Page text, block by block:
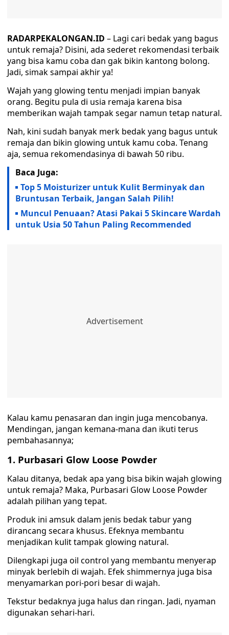
RADARPEKALONGAN.ID – Lagi cari bedak yang bagus
untuk remaja? Disini, ada sederet rekomendasi terbaik
yang bisa kamu coba dan gak bikin kantong bolong.
Jadi, simak sampai akhir ya!
Wajah yang glowing tentu menjadi impian banyak
orang. Begitu pula di usia remaja karena bisa
memberikan wajah tampak segar namun tetap natural.
Nah, kini sudah banyak merk bedak yang bagus untuk
remaja dan bikin glowing untuk kamu coba. Tenang
aja, semua rekomendasinya di bawah 50 ribu.
Baca Juga:
Top 5 Moisturizer untuk Kulit Berminyak dan
Bruntusan Terbaik, Jangan Salah Pilih!
Muncul Penuaan? Atasi Pakai 5 Skincare Wardah
untuk Usia 50 Tahun Paling Recommended
Kalau kamu penasaran dan ingin juga mencobanya.
Mendingan, jangan kemana-mana dan ikuti terus
pembahasannya;
1. Purbasari Glow Loose Powder
Kalau ditanya, bedak apa yang bisa bikin wajah glowing
untuk remaja? Maka, Purbasari Glow Loose Powder
adalah pilihan yang tepat.
Produk ini amsuk dalam jenis bedak tabur yang
dirancang secara khusus. Efeknya membantu
menjadikan kulit tampak glowing natural.
Dilengkapi juga oil control yang membantu menyerap
minyak berlebih di wajah. Efek shimmernya juga bisa
menyamarkan pori-pori besar di wajah.
Tekstur bedaknya juga halus dan ringan. Jadi, nyaman
digunakan sehari-hari.